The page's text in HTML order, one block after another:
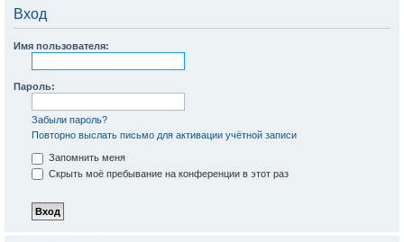
Вход
Имя пользователя:
Пароль:
Забыли пароль?
Повторно выслать письмо для активации учётной записи
Запомнить меня
Скрыть моё пребывание на конференции в этот раз